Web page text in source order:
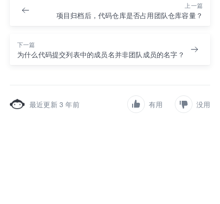
上一篇
项目归档后，代码仓库是否占用团队仓库容量？
下一篇
为什么代码提交列表中的成员名并非团队成员的名字？
最近更新 3 年前 有用 没用